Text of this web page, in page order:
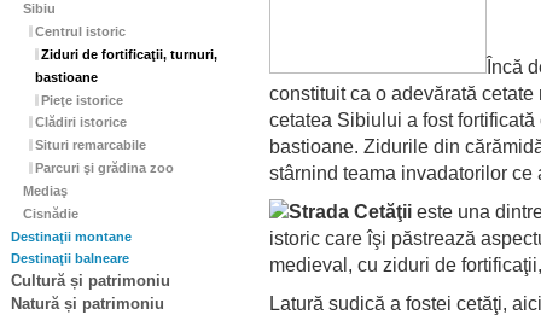
Sibiu
Centrul istoric
Ziduri de fortificaţii, turnuri,
bastioane
Pieţe istorice
Clădiri istorice
Situri remarcabile
Parcuri şi grădina zoo
Mediaş
Cisnădie
Destinaţii montane
Destinaţii balneare
Cultură și patrimoniu
Natură și patrimoniu
Încă
constituit ca o adevărată
cetatea Sibiului a fost
bastioane. Zidurile din
stârnind teama invadatorilor ce
Strada Cetăţii este una
istoric care îşi păstrează
medieval, cu ziduri de
Latură sudică a fostei cetăţi,